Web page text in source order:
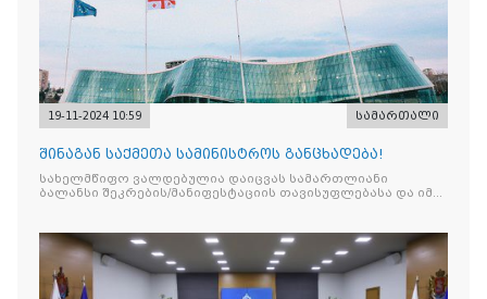
19-11-2024 10:59 სამართალი
შინაგან საქმეთა სამინისტროს განცხადება!
სახელმწიფო ვალდებულია დაიცვას სამართლიანი
ბალანსი შეკრების/მანიფესტაციის თავისუფლებასა და იმ